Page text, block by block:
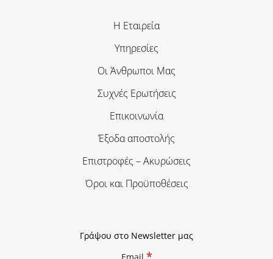
Η Εταιρεία
Υπηρεσίες
Οι Άνθρωποι Μας
Συχνές Ερωτήσεις
Επικοινωνία
Έξοδα αποστολής
Επιστροφές – Ακυρώσεις
Όροι και Προϋποθέσεις
Γράψου στο Newsletter μας